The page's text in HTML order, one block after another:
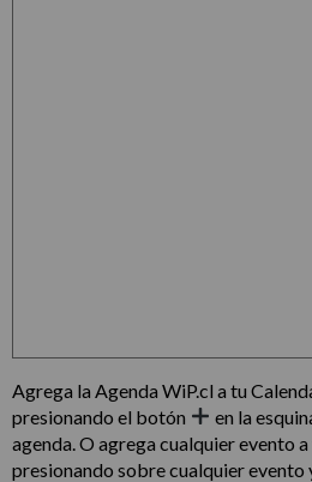
Agrega la Agenda WiP.cl a tu
presionando el botón
en la
agenda. O agrega cualquier evento
presionando sobre cualquier